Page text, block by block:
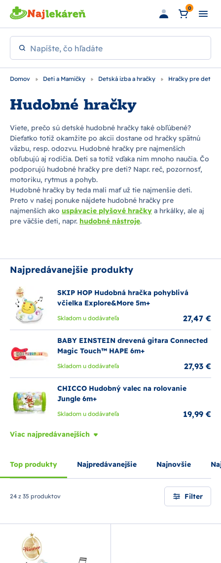
Preskočiť na hlavný obsah 0
Napíšte, čo hľadáte
Domov Deti a Mamičky Detská izba a hračky Hračky pre deti
Hudobné hračky
Viete, prečo sú detské hudobné hračky také obľúbené?
Dieťatko totiž okamžite po akcii dostane od hračky spätnú
väzbu, resp. odozvu. Hudobné hračky pre najmenších
obľubujú aj rodičia. Deti sa totiž vďaka nim mnoho naučia. Čo
podporujú hudobné hračky pre deti? Napr. reč, pozornosť,
motoriku, rytmus a pohyb.
Hudobné hračky by teda mali mať už tie najmenšie deti.
Preto v našej ponuke nájdete hudobné hračky pre
najmenších ako uspávacie plyšové hračky a hrkálky, ale aj
pre väčšie deti, napr. hudobné nástroje.
Najpredávanejšie produkty
SKIP HOP Hudobná hračka pohyblivá
včielka Explore&More 5m+
Skladom u dodávateľa 27,47 €
BABY EINSTEIN drevená gitara Connected
Magic Touch™ HAPE 6m+
Skladom u dodávateľa 27,93 €
CHICCO Hudobný valec na rolovanie
Jungle 6m+
Skladom u dodávateľa 19,99 €
Viac najpredávanejších
Top produkty Najpredávanejšie Najnovšie
24 z 35 produktov Filter